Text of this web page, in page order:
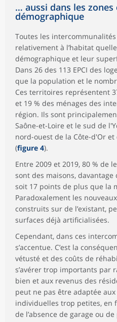
… aussi dans les zones
démographique
Toutes les intercommunalités
relativement à l’habitat
démographique et leur
Dans 26 des 113 EPCI des
que la population et le
Ces territoires représentent
et 19 % des ménages des
région. Ils sont
Saône-et-Loire et le sud de
nord-ouest de la Côte-d'Or et
(figure 4).
Entre 2009 et 2019, 80 % de
sont des maisons, davantage
soit 17 points de plus que la
Paradoxalement les
construits sur de l’existant,
surfaces déjà artificialisées.
Cependant, dans ces
s’accentue. C’est la
vétusté et des coûts de
s’avérer trop importants par
bien et aux revenus des
peut ne pas être adaptée
individuelles trop petites, en
de l’absence de garage ou